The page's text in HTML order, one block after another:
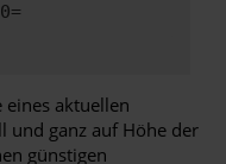
eines aktuellen
und ganz auf Höhe der
günstigen